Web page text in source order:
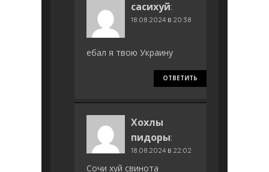
сасихуй:
18.08.2024 в 20:38
ебал я твою Украину
ОТВЕТИТЬ
Хохлы
пидоры:
18.08.2024 в 22:02
Сочи хуй свинота